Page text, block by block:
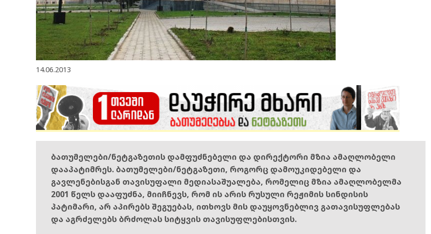
14.06.2013
ბათუმელები/ნეტგაზეთის დამფუძნებელი და დირექტორი მზია ამაღლობელი
დააპატიმრეს. ბათუმელები/ნეტგაზეთი, როგორც დამოუკიდებელი და
გავლენებისგან თავისუფალი მედიასაშუალება, რომელიც მზია ამაღლობელმა
2001 წელს დააფუძნა, მიიჩნევს, რომ ის არის რუსული რეჟიმის სინდისის
პატიმარი, არ აპირებს შეგუებას, ითხოვს მის დაუყოვნებლივ გათავისუფლებას
და აგრძელებს ბრძოლას სიტყვის თავისუფლებისთვის.